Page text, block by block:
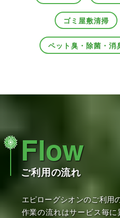
ゴミ屋敷清掃
ペット臭・除菌・消
Flow
ご利用の流れ
エピローグシオンのご利用
作業の流れはサービス毎